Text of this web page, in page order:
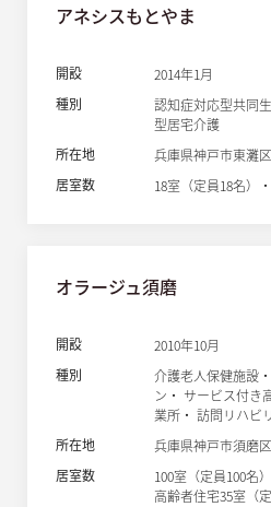
アネシスもとやま
開設
2014年1月
種別
認知症対応型共同
型居宅介護
所在地
兵庫県神戸市東灘
居室数
18室（定員18名）
オラージュ須磨
開設
2010年10月
種別
介護老人保健施設
ン・ サービス付き
業所・ 訪問リハビ
所在地
兵庫県神戸市須磨
居室数
100室（定員100名
高齢者住宅35室（定